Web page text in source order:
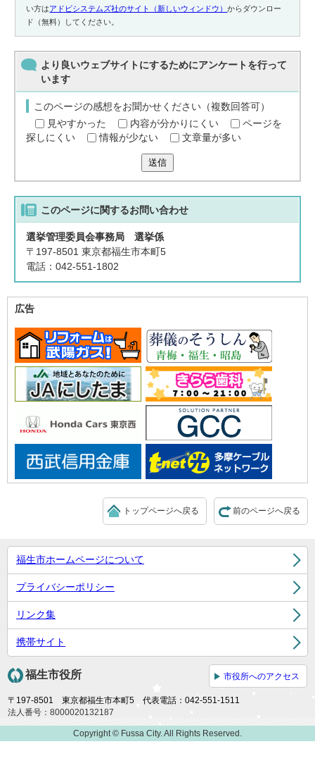
い方はアドビシステムズ社のサイト（新しいウィンドウ）からダウンロー
ド（無料）してください。
より良いウェブサイトにするためにアンケートを行って
います
このページの感想をお聞かせください（複数回答可）
見やすかった
内容が分かりにくい
ページを
探しにくい
情報が少ない 文章量が多い
送信
このページに関するお問い合わせ
選挙管理委員会事務局 選挙係
〒197-8501 東京都福生市本町5
電話：042-551-1802
広告
前のページへ戻る
トップページへ戻る
福生市ホームページについて
プライバシーポリシー
リンク集
携帯サイト
福生市役所 市役所へのアクセス
〒197-8501 東京都福生市本町5 代表電話：042-551-1511
法人番号：8000020132187
Copyright © Fussa City. All Rights Reserved.